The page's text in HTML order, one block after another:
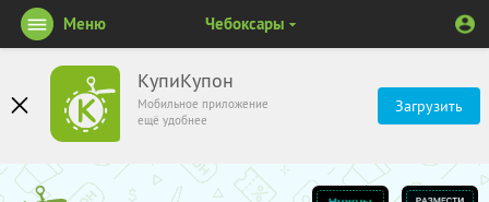
КупиКупон
Мобильное приложение
ещё удобнее
Загрузить
Меню Чебоксары